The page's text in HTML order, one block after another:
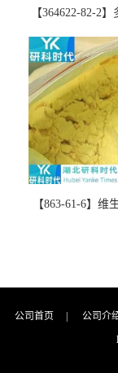
【364622-82-2
精品科研试剂-
科技-“研”无止
新！支持三方验
制；检测图谱；
支持！
【863-61-6】维
方验证 -业务咨
公司首页 公司介